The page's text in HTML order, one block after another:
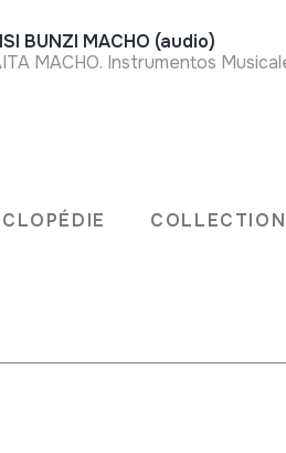
BUNZI MACHO (audio)